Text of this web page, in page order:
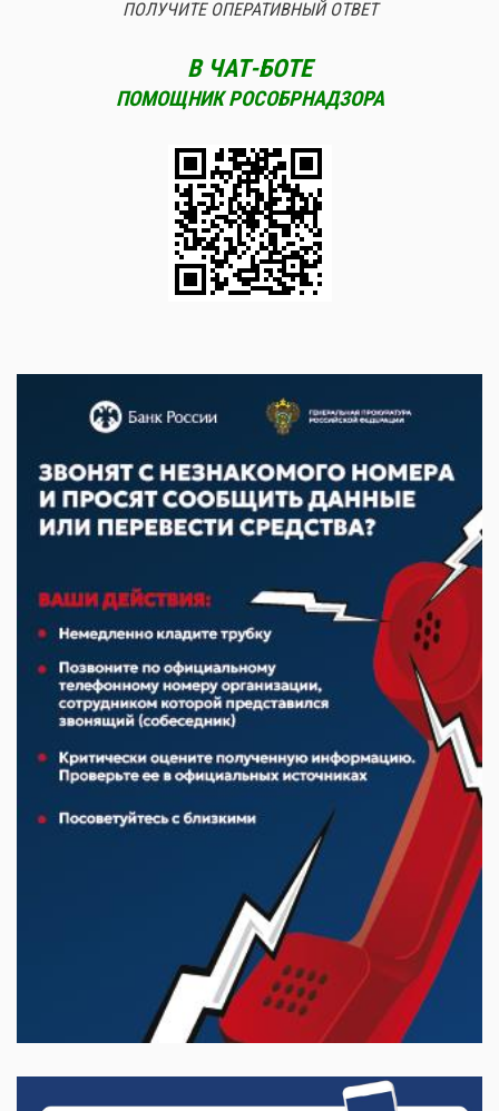
ПОЛУЧИТЕ ОПЕРАТИВНЫЙ ОТВЕТ
В ЧАТ-БОТЕ
ПОМОЩНИК РОСОБРНАДЗОРА